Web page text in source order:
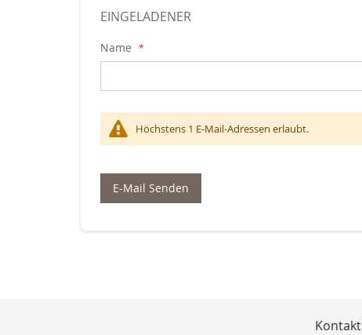
EINGELADENER
Name
Höchstens 1 E-Mail-Adressen erlaubt.
E-Mail Senden
Kontakt